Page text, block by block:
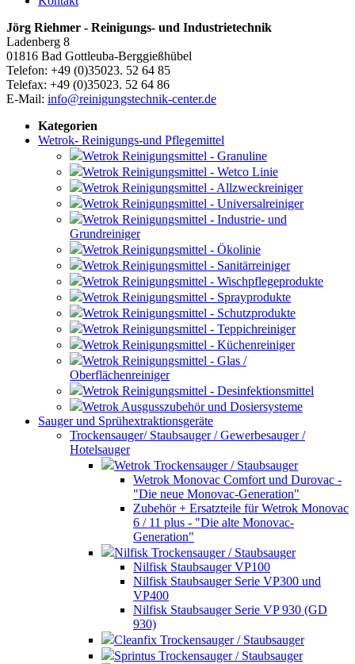
Jörg Riehmer - Reinigungs- und Industrietechnik
Ladenberg 8
01816 Bad Gottleuba-Berggießhübel
Telefon: +49 (0)35023. 52 64 85
Telefax: +49 (0)35023. 52 64 86
E-Mail: info@reinigungstechnik-center.de
Kategorien
Wetrok- Reinigungs-und Pflegemittel
Wetrok Reinigungsmittel - Granuline
Wetrok Reinigungsmittel - Wetco Linie
Wetrok Reinigungsmittel - Allzweckreiniger
Wetrok Reinigungsmittel - Universalreiniger
Wetrok Reinigungsmittel - Industrie- und
Grundreiniger
Wetrok Reinigungsmittel - Ökolinie
Wetrok Reinigungsmittel - Sanitärreiniger
Wetrok Reinigungsmittel - Wischpflegeprodukte
Wetrok Reinigungsmittel - Sprayprodukte
Wetrok Reinigungsmittel - Schutzprodukte
Wetrok Reinigungsmittel - Teppichreiniger
Wetrok Reinigungsmittel - Küchenreiniger
Wetrok Reinigungsmittel - Glas /
Oberflächenreiniger
Wetrok Reinigungsmittel - Desinfektionsmittel
Wetrok Ausgusszubehör und Dosiersysteme
Sauger und Sprühextraktionsgeräte
Trockensauger/ Staubsauger / Gewerbesauger /
Hotelsauger
Wetrok Trockensauger / Staubsauger
Wetrok Monovac Comfort und Durovac -
"Die neue Monovac-Generation"
Zubehör + Ersatzteile für Wetrok Monovac
6 / 11 plus - "Die alte Monovac-
Generation"
Nilfisk Trockensauger / Staubsauger
Nilfisk Staubsauger VP100
Nilfisk Staubsauger Serie VP300 und
VP400
Nilfisk Staubsauger Serie VP 930 (GD
930)
Cleanfix Trockensauger / Staubsauger
Sprintus Trockensauger / Staubsauger